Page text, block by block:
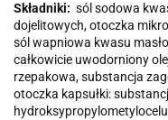
Składniki: sól sodowa
dojelitowych, otoczka
sól wapniowa kwasu
całkowicie uwodorniony
rzepakowa, substancja
otoczka kapsułki: